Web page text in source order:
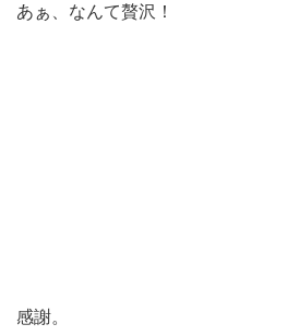
あぁ、なんて贅沢！
感謝。